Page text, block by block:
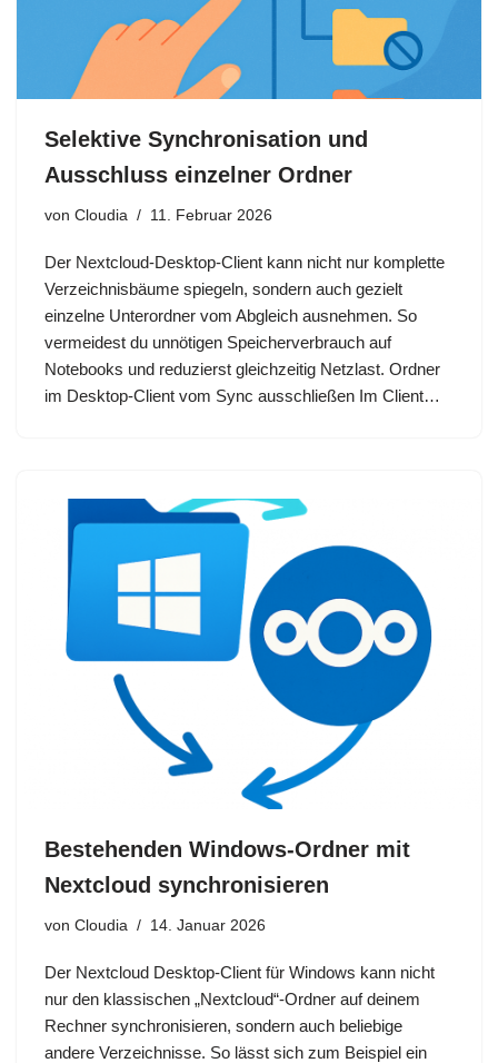
Selektive Synchronisation und
Ausschluss einzelner Ordner
von Cloudia 11. Februar 2026
Der Nextcloud‑Desktop‑Client kann nicht nur komplette
Verzeichnisbäume spiegeln, sondern auch gezielt
einzelne Unterordner vom Abgleich ausnehmen. So
vermeidest du unnötigen Speicherverbrauch auf
Notebooks und reduzierst gleichzeitig Netzlast.​ Ordner
im Desktop‑Client vom Sync ausschließen Im Client…
Bestehenden Windows‑Ordner mit
Nextcloud synchronisieren
von Cloudia 14. Januar 2026
Der Nextcloud Desktop‑Client für Windows kann nicht
nur den klassischen „Nextcloud“-Ordner auf deinem
Rechner synchronisieren, sondern auch beliebige
andere Verzeichnisse. So lässt sich zum Beispiel ein